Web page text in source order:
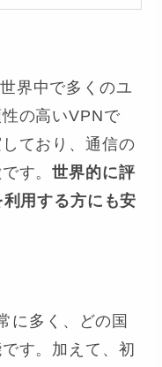
界中で多くのユ
の高いVPNで
ており、通信の
す。世界的に評
用する方にも安
に多く、どの国
す。加えて、初